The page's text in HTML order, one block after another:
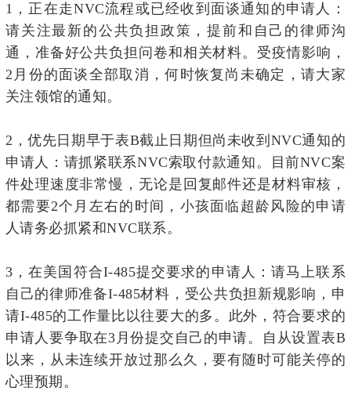
1，正在走NVC流程或已经收到面谈通知的申请人：
请关注最新的公共负担政策，提前和自己的律师沟
通，准备好公共负担问卷和相关材料。受疫情影响，
2月份的面谈全部取消，何时恢复尚未确定，请大家
关注领馆的通知。
2，优先日期早于表B截止日期但尚未收到NVC通知的
申请人：请抓紧联系NVC索取付款通知。目前NVC案
件处理速度非常慢，无论是回复邮件还是材料审核，
都需要2个月左右的时间，小孩面临超龄风险的申请
人请务必抓紧和NVC联系。
3，在美国符合I-485提交要求的申请人：请马上联系
自己的律师准备I-485材料，受公共负担新规影响，申
请I-485的工作量比以往要大的多。此外，符合要求的
申请人要争取在3月份提交自己的申请。自从设置表B
以来，从未连续开放过那么久，要有随时可能关停的
心理预期。